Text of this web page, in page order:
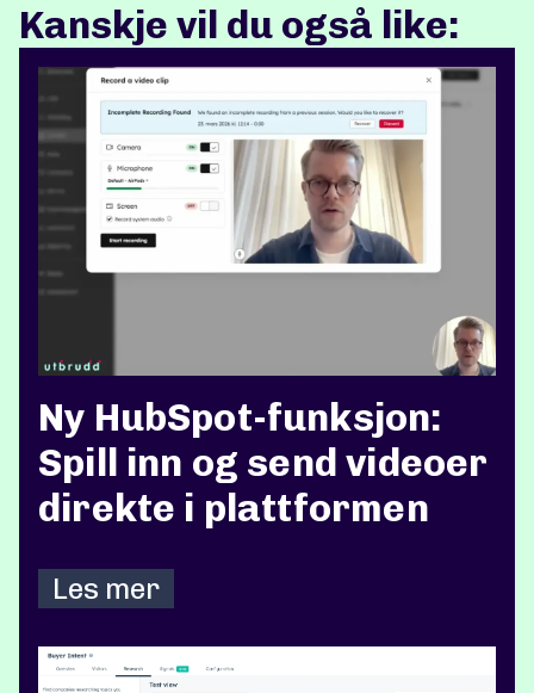
Kanskje vil du også like:
Ny HubSpot-funksjon:
Spill inn og send videoer
direkte i plattformen
Les mer